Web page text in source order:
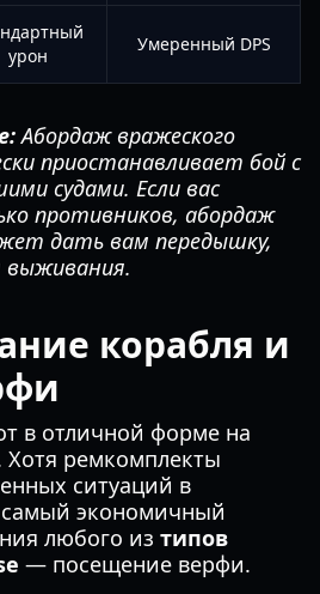
урон
Умеренный DPS
Абордаж вражеского
приостанавливает бой с
судами. Если вас
противников, абордаж
дать вам передышку,
выживания.
корабля и
в отличной форме на
Хотя ремкомплекты
ситуаций в
экономичный
любого из типов
— посещение верфи.